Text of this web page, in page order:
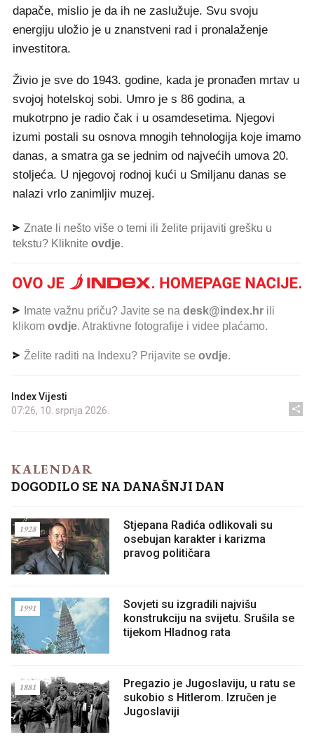
dapače, mislio je da ih ne zaslužuje. Svu svoju
energiju uložio je u znanstveni rad i pronalaženje
investitora.
Živio je sve do 1943. godine, kada je pronađen mrtav u
svojoj hotelskoj sobi. Umro je s 86 godina, a
mukotrpno je radio čak i u osamdesetima. Njegovi
izumi postali su osnova mnogih tehnologija koje imamo
danas, a smatra ga se jednim od najvećih umova 20.
stoljeća. U njegovoj rodnoj kući u Smiljanu danas se
nalazi vrlo zanimljiv muzej.
Znate li nešto više o temi ili želite prijaviti grešku u
tekstu? Kliknite ovdje.
Imate važnu priču? Javite se na desk@index.hr ili
klikom ovdje. Atraktivne fotografije i videe plaćamo.
Želite raditi na Indexu? Prijavite se ovdje.
Index Vijesti
07:26, 10. srpnja 2026.
KALENDAR
DOGODILO SE NA DANAŠNJI DAN
Stjepana Radića odlikovali su
osebujan karakter i karizma
pravog političara
1928
Sovjeti su izgradili najvišu
konstrukciju na svijetu. Srušila se
tijekom Hladnog rata
1991
Pregazio je Jugoslaviju, u ratu se
sukobio s Hitlerom. Izručen je
Jugoslaviji
1881